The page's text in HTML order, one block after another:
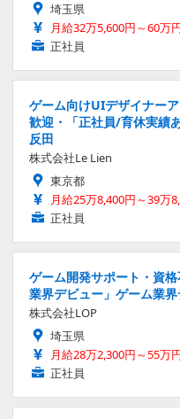
埼玉県
月給32万5,600円～60万
正社員
ゲーム向けUIデザイナー
歓迎・「正社員/育休実績
反田
株式会社Le Lien
東京都
月給25万8,400円～39万
正社員
ゲーム開発サポート・資
業界デビュー」ゲーム業
株式会社LOP
埼玉県
月給28万2,300円～55万
正社員